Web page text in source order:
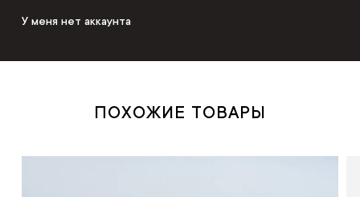
У меня нет аккаунта
ПОХОЖИЕ ТОВАРЫ